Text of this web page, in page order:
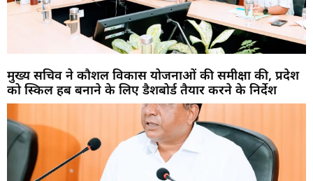
मुख्य सचिव ने कौशल विकास योजनाओं की समीक्षा की, प्रदेश
को स्किल हब बनाने के लिए डैशबोर्ड तैयार करने के निर्देश